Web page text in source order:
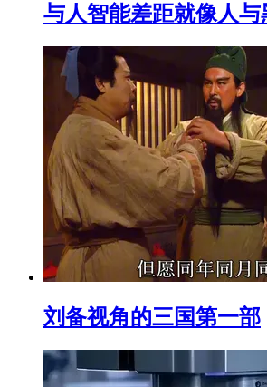
与人智能差距就像人与
刘备视角的三国第一部